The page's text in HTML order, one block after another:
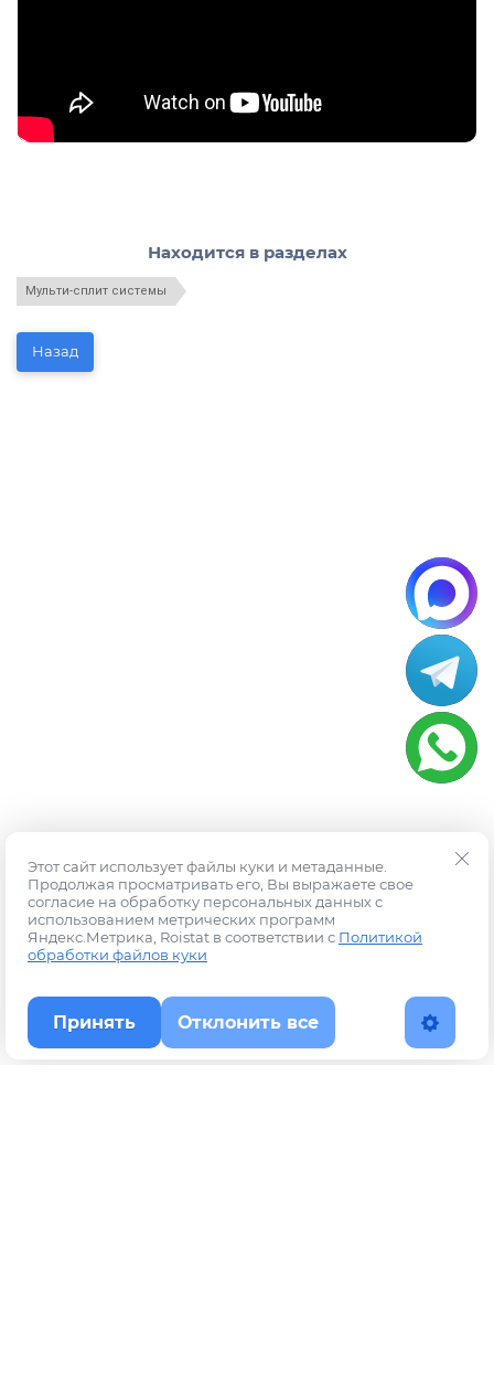
Находится в разделах
Мульти-сплит системы
Назад
Этот сайт использует файлы куки и метаданные.
Продолжая просматривать его, Вы выражаете свое
согласие на обработку персональных данных с
использованием метрических программ
Яндекс.Метрика, Roistat в соответствии с Политикой
обработки файлов куки
Принять Отклонить все